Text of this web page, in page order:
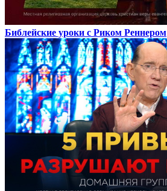
Библейские уроки с Риком Реннером